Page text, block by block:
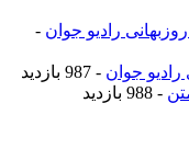
رادیو جوان -
جوان - 987 بازدید
- 988 بازدید